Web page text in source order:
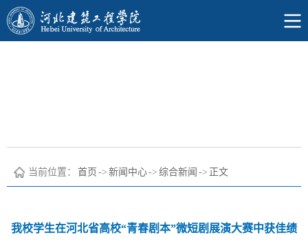
当前位置： 首页 -> 新闻中心-> 综合新闻 -> 正文
我校学生在河北省高校“青春剧本”微短剧展演大赛中获佳绩